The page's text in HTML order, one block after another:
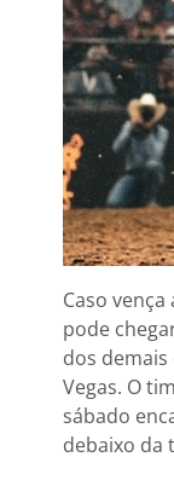
Caso
pode
dos demais
Vegas. O
sábado
debaixo da